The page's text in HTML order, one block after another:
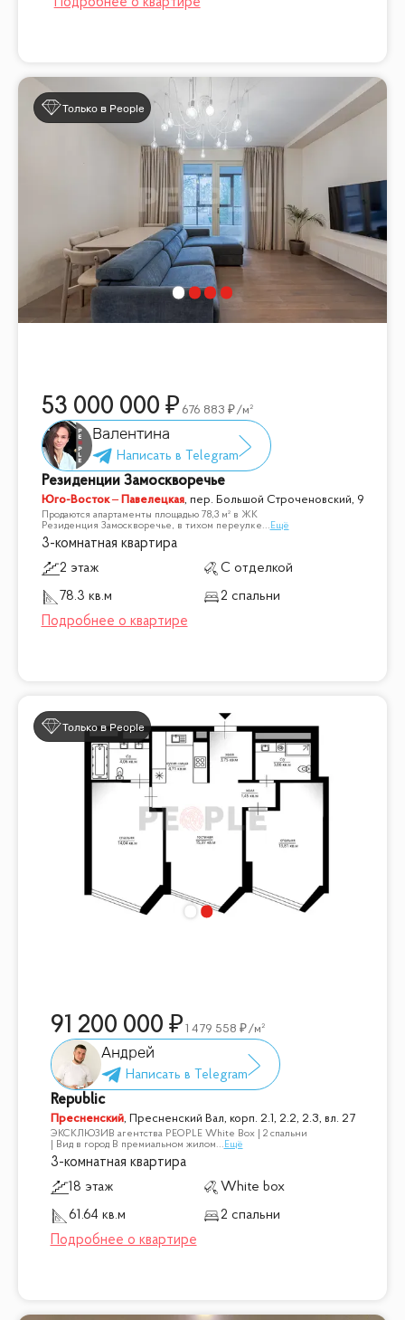
Только в People
53 000 000 676 883 /м²
Валентина
Резиденции Замоскворечье
Юго-Восток – Павелецкая, пер. Большой Строченовский, 9
Продаются апартаменты площадью 78,3 м² в ЖК
Резиденция Замоскворечье, в тихом переулке... Ещё
3-комнатная квартира
2 этаж
С отделкой
78.3 кв.м
2 спальни
Только в People
91 200 000 1 479 558 /м²
Андрей
Republic
Пресненский, Пресненский Вал, корп. 2.1, 2.2, 2.3, вл. 27
ЭКСКЛЮЗИВ агентства PEOPLE White Box | 2 спальни
| Вид в город В премиальном жилом... Ещё
3-комнатная квартира
18 этаж
White box
61.64 кв.м
2 спальни